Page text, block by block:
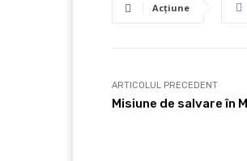
Acțiune
ARTICOLUL PRECEDENT
Misiune de salvare în